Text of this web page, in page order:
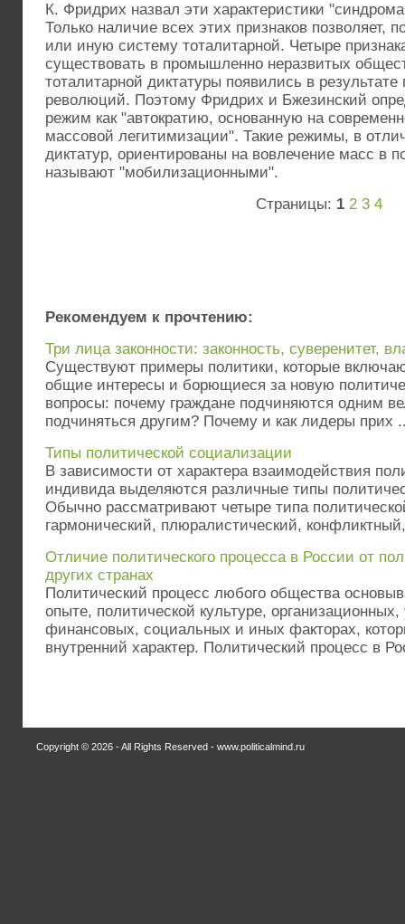
К. Фридрих назвал эти характеристики
Только наличие всех этих признаков позволяет,
или иную систему тоталитарной. Четыре
существовать в промышленно неразвитых
тоталитарной диктатуры появились в
революций. Поэтому Фридрих и Бжезинский
режим как "автократию, основанную на
массовой легитимизации". Такие режимы, в
диктатур, ориентированы на вовлечение масс в
называют "мобилизационными".
Страницы: 1 2 3 4
Рекомендуем к прочтению:
Три лица законности: законность, суверенитет,
Существуют примеры политики, которые
общие интересы и борющиеся за новую
вопросы: почему граждане подчиняются одним
подчиняться другим? Почему и как лидеры прих
Типы политической социализации
В зависимости от характера взаимодействия
индивида выделяются различные типы
Обычно рассматривают четыре типа
гармонический, плюралистический,
Отличие политического процесса в России от
других странах
Политический процесс любого общества
опыте, политической культуре, организационных,
финансовых, социальных и иных факторах,
внутренний характер. Политический процесс в
Copyright © 2026 - All Rights Reserved - www.politicalmind.ru